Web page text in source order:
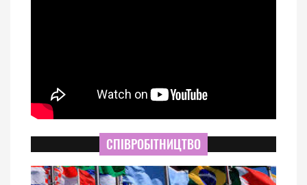
СПІВРОБІТНИЦТВО